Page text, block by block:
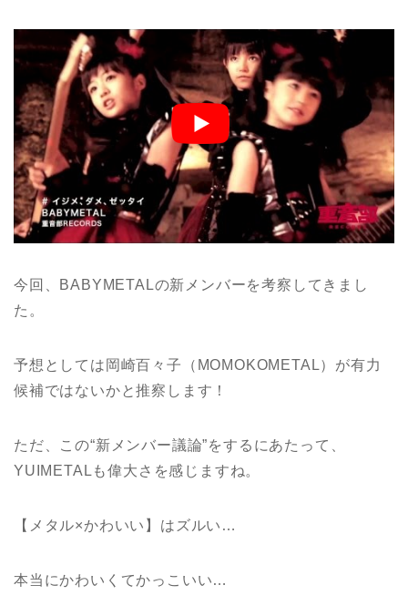
今回、BABYMETALの新メンバーを考察してきまし
た。
予想としては岡崎百々子（MOMOKOMETAL）が有力
候補ではないかと推察します！
ただ、この“新メンバー議論”をするにあたって、
YUIMETALも偉大さを感じますね。
【メタル×かわいい】はズルい…
本当にかわいくてかっこいい…